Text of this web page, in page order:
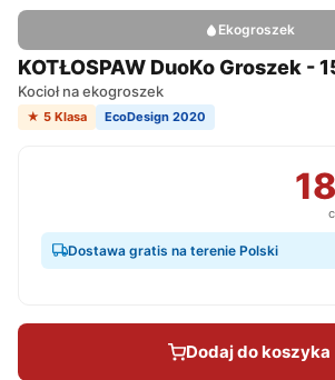
Ekogroszek
KOTŁOSPAW DuoKo Groszek -
Kocioł na ekogroszek
★ 5 Klasa EcoDesign 2020
Dostawa gratis na terenie Polski
Dodaj do koszyka